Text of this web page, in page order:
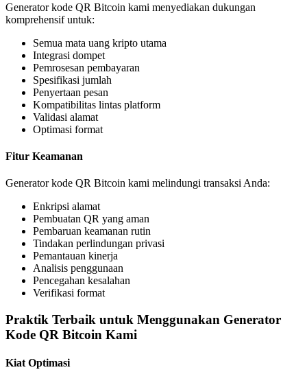
Generator kode QR Bitcoin kami menyediakan dukungan
komprehensif untuk:
Semua mata uang kripto utama
Integrasi dompet
Pemrosesan pembayaran
Spesifikasi jumlah
Penyertaan pesan
Kompatibilitas lintas platform
Validasi alamat
Optimasi format
Fitur Keamanan
Generator kode QR Bitcoin kami melindungi transaksi Anda:
Enkripsi alamat
Pembuatan QR yang aman
Pembaruan keamanan rutin
Tindakan perlindungan privasi
Pemantauan kinerja
Analisis penggunaan
Pencegahan kesalahan
Verifikasi format
Praktik Terbaik untuk Menggunakan Generator
Kode QR Bitcoin Kami
Kiat Optimasi